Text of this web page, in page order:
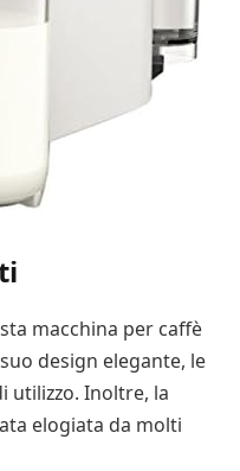
macchina per caffè
design elegante, le
utilizzo. Inoltre, la
elogiata da molti